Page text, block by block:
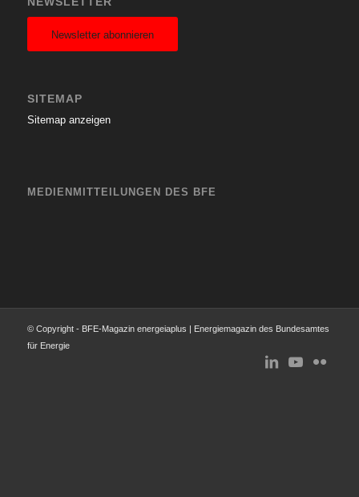
Newsletter abonnieren
SITEMAP
Sitemap anzeigen
MEDIENMITTEILUNGEN DES BFE
© Copyright - BFE-Magazin energeiaplus | Energiemagazin des Bundesamtes
für Energie